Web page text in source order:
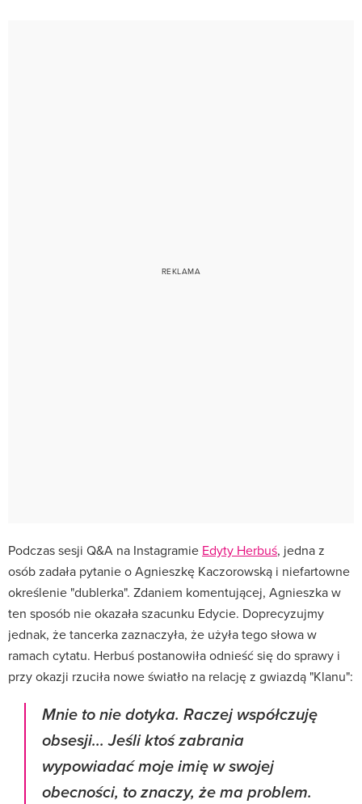
Podczas sesji Q&A na Instagramie Edyty Herbuś, jedna z
osób zadała pytanie o Agnieszkę Kaczorowską i niefartowne
określenie "dublerka". Zdaniem komentującej, Agnieszka w
ten sposób nie okazała szacunku Edycie. Doprecyzujmy
jednak, że tancerka zaznaczyła, że użyła tego słowa w
ramach cytatu. Herbuś postanowiła odnieść się do sprawy i
przy okazji rzuciła nowe światło na relację z gwiazdą "Klanu":
Mnie to nie dotyka. Raczej współczuję
obsesji... Jeśli ktoś zabrania
wypowiadać moje imię w swojej
obecności, to znaczy, że ma problem.